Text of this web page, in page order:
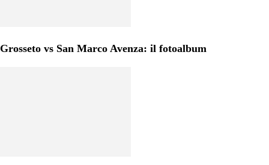
Grosseto vs San Marco Avenza: il fotoalbum